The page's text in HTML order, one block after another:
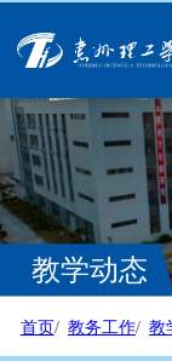
教学动态
首页 教务工作 教